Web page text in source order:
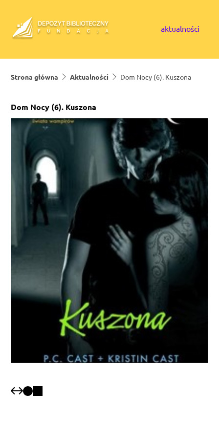
aktualności
Strona główna Aktualności Dom Nocy (6). Kuszona
Dom Nocy (6). Kuszona